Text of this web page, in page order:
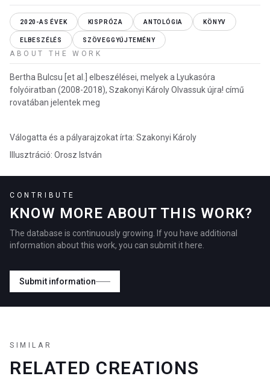
2020-AS ÉVEK KISPRÓZA ANTOLÓGIA KÖNYV
ELBESZÉLÉS SZÖVEGGYŰJTEMÉNY
ABOUT THE WORK
Bertha Bulcsu [et al.] elbeszélései, melyek a Lyukasóra
folyóiratban (2008-2018), Szakonyi Károly Olvassuk újra! című
rovatában jelentek meg
Válogatta és a pályarajzokat írta: Szakonyi Károly
Illusztráció: Orosz István
CONTRIBUTE
KNOW MORE ABOUT THIS WORK?
The database is continuously growing. If you have additional
information about this work, you can submit it here.
Submit information
SIMILAR
RELATED CREATIONS